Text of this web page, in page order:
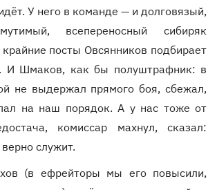
У него в команде — и долговязый,
всепереносный сибиряк
посты Овсянников подбирает
И Шмаков, как бы полуштрафник: в
не выдержал прямого боя, сбежал,
на наш порядок. А у нас тоже от
комиссар махнул, сказал:
служит.
(в ефрейторы мы его повысили,